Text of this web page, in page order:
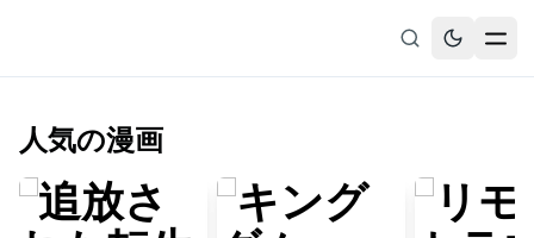
無料漫画
ブックマーク
履歴
人気の漫画